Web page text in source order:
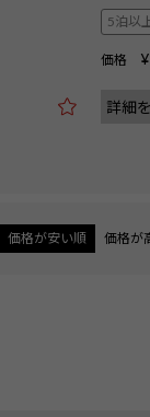
5泊以
価格 ¥
詳細
価格が安い順 価格が